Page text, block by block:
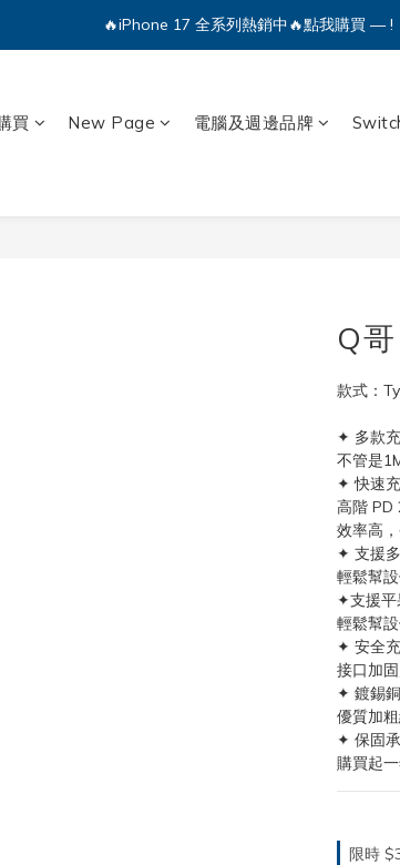
🔥iPhone 17 全系列熱銷中🔥點我購買 — !
買 New Page 電腦及週邊品牌
Q
款式：
✦ 多款
不管是
✦ 快速
高階 PD
效率高
✦ 支援
輕鬆幫
✦支援平
輕鬆幫
✦ 安全
接口加
✦ 鍍錫
優質加
✦ 保固
購買起
限時